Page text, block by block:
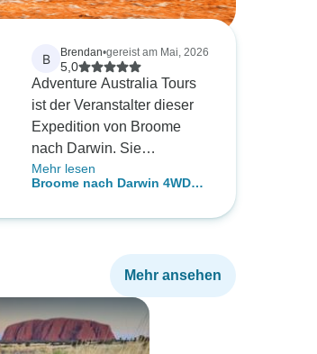
B Brendan•gereist am Mai, 2026
5,0
Adventure Australia Tours
ist der Veranstalter dieser
Expedition von Broome
nach Darwin. Sie
übernachten auf tollen
Campingplätzen in der
Der 4WD-Truck ist großartig
und der Reiseleiter ist sehr
erfahren.
Mehr lesen
Broome nach Darwin 4WD
Mehr ansehen